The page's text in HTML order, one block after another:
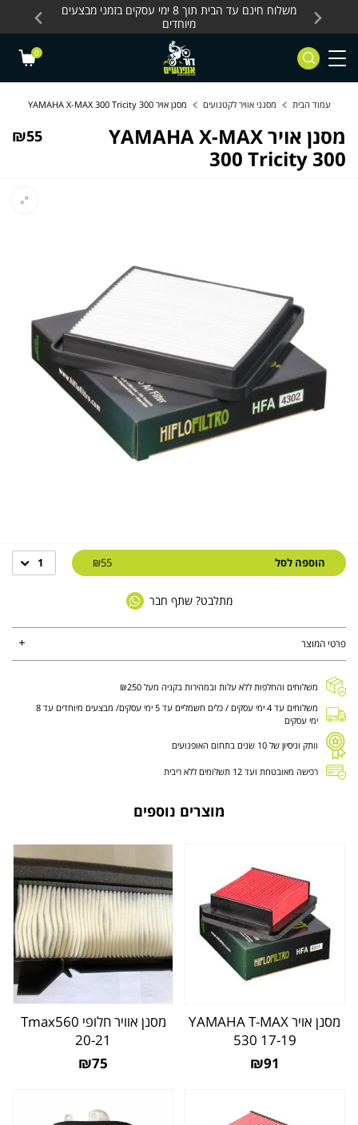
Skip to Content
Contact Us
כלים חשמליים
משלוח חינם עד הבית תוך 8 ימי עסקים בזמני מבצעים
מיוחדים
0
עמוד הבית מסנני אוויר לקטנועים מסנן אויר YAMAHA X-MAX 300 Tricity 300
מסנן אויר YAMAHA X-MAX
300 Tricity 300
₪55
הוספה לסל ₪55
1
מתלבט? שתף חבר
פרטי המוצר
משלוחים והחלפות ללא עלות ובמהירות בקניה מעל ₪250
משלוחים עד 4 ימי עסקים / כלים חשמליים עד 5 ימי עסקים/ מבצעים מיוחדים עד 8
ימי עסקים
וותק וניסיון של 10 שנים בתחום האופנועים
רכישה מאובטחת ועד 12 תשלומים ללא ריבית
מוצרים נוספים
מסנן אויר YAMAHA T-MAX
530 17-19
₪91
מסנן אוויר חלופי Tmax560
20-21
₪75